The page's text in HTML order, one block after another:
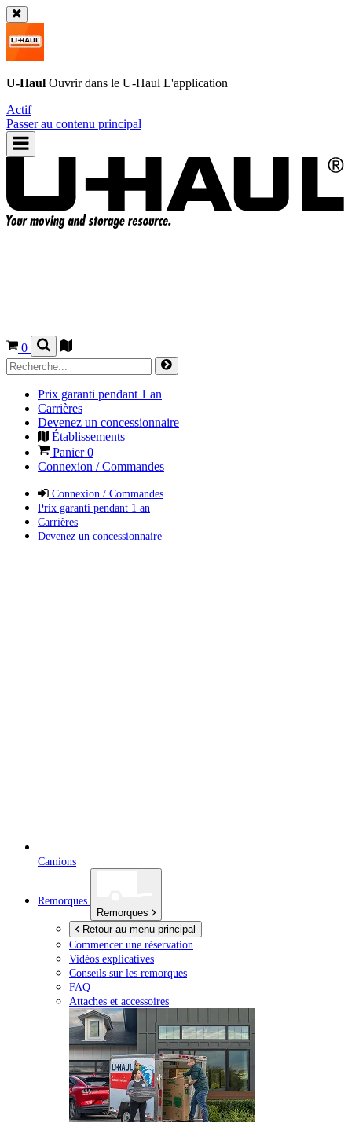
U-Haul Ouvrir dans le U-Haul L'application
Actif
Passer au contenu principal
0
Prix garanti pendant 1 an
Carrières
Devenez un concessionnaire
Établissements
Panier0
Connexion / Commandes
Connexion / Commandes
Prix garanti pendant 1 an
Carrières
Devenez un concessionnaire
Camions
Remorques
Remorques
Retour au menu principal
Commencer une réservation
Vidéos explicatives
Conseils sur les remorques
FAQ
Attaches et accessoires